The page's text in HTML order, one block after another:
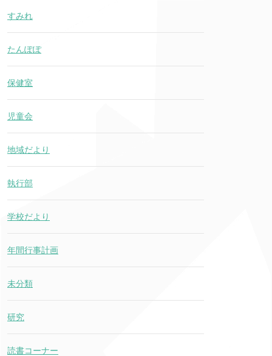
すみれ
たんぽぽ
保健室
児童会
地域だより
執行部
学校だより
年間行事計画
未分類
研究
読書コーナー